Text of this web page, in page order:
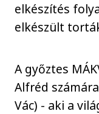
elkészítés
elkészült
A győztes
Alfréd
Vác) - aki a